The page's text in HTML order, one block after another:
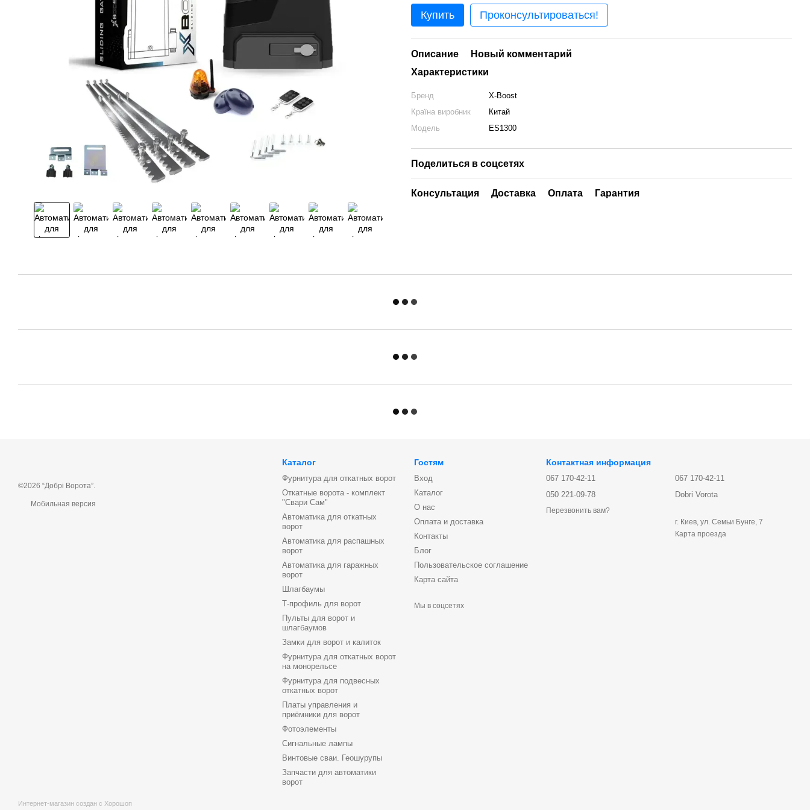
Купить Проконсультироваться!
Описание
Новый комментарий
Характеристики
Бренд
X-Boost
Країна виробник
Китай
Модель
ES1300
Поделиться в соцсетях
Консультация Доставка Оплата Гарантия
©2026 “Добрі Ворота”.
Мобильная версия
Интернет-магазин создан с Хорошоп
Каталог
Фурнитура для откатных ворот
Откатные ворота - комплект
"Свари Сам"
Автоматика для откатных
ворот
Автоматика для распашных
ворот
Автоматика для гаражных
ворот
Шлагбаумы
Т-профиль для ворот
Пульты для ворот и
шлагбаумов
Замки для ворот и калиток
Фурнитура для откатных ворот
на монорельсе
Фурнитура для подвесных
откатных ворот
Платы управления и
приёмники для ворот
Фотоэлементы
Сигнальные лампы
Винтовые сваи. Геошурупы
Запчасти для автоматики
ворот
Гостям
Вход
Каталог
О нас
Оплата и доставка
Контакты
Блог
Пользовательское соглашение
Карта сайта
Мы в соцсетях
Контактная информация
067 170-42-11
050 221-09-78
Перезвонить вам?
067 170-42-11
Dobri Vorota
г. Киев, ул. Семьи Бунге, 7
Карта проезда